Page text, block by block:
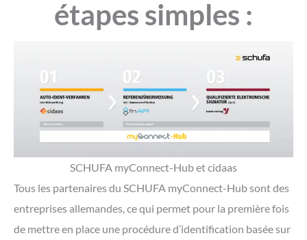
étapes simples :
SCHUFA myConnect-Hub et cidaas
Tous les partenaires du SCHUFA myConnect-Hub sont des
entreprises allemandes, ce qui permet pour la première fois
de mettre en place une procédure d’identification basée sur